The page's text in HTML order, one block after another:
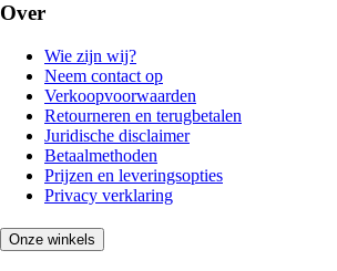
Over
Wie zijn wij?
Neem contact op
Verkoopvoorwaarden
Retourneren en terugbetalen
Juridische disclaimer
Betaalmethoden
Prijzen en leveringsopties
Privacy verklaring
Onze winkels